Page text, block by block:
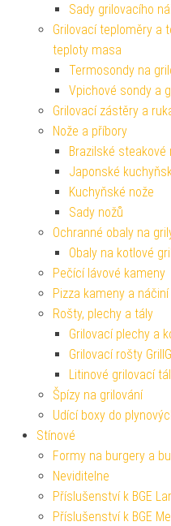
Sady grilovacího
Grilovací teploměry a
teploty masa
Termosondy na
Vpichové sondy a
Grilovací zástěry a
Nože a příbory
Brazilské
Japonské
Kuchyňské nože
Sady nožů
Ochranné obaly na
Obaly na kotlové
Pečící lávové kameny
Pizza kameny a
Rošty, plechy a tály
Grilovací plechy a
Grilovací rošty
Litinové grilovací
Špízy na grilování
Udící boxy do
Stínové
Formy na burgery a
Neviditelne
Příslušenství k BGE
Příslušenství k BGE